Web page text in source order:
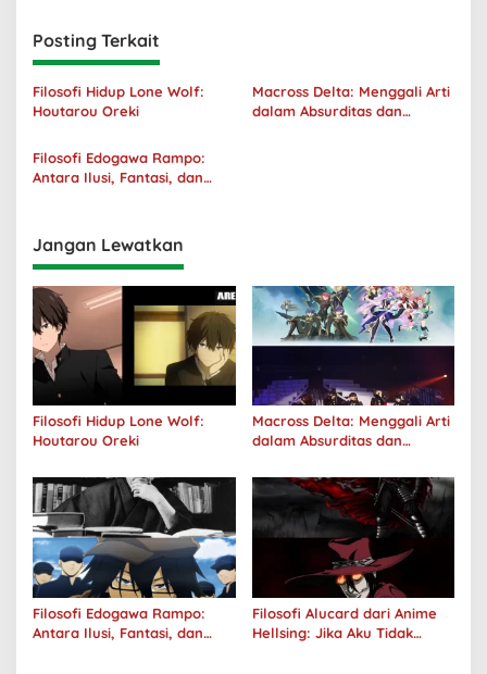
Posting Terkait
Filosofi Hidup Lone Wolf:
Houtarou Oreki
Macross Delta: Menggali Arti
dalam Absurditas dan
Filosofi Edogawa Rampo:
Antara Ilusi, Fantasi, dan
Jangan Lewatkan
Filosofi Hidup Lone Wolf:
Houtarou Oreki
Macross Delta: Menggali Arti
dalam Absurditas dan
Filosofi Edogawa Rampo:
Antara Ilusi, Fantasi, dan
Filosofi Alucard dari Anime
Hellsing: Jika Aku Tidak